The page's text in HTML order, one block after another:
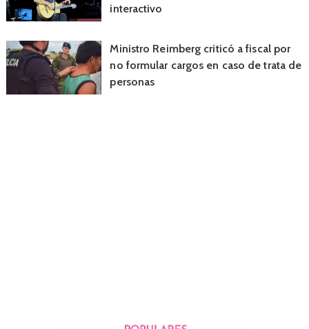
interactivo
Ministro Reimberg criticó a fiscal por
no formular cargos en caso de trata de
personas